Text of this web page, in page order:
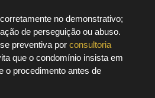
no demonstrativo;
de perseguição ou abuso.
preventiva por consultoria
que o condomínio insista em
o procedimento antes de